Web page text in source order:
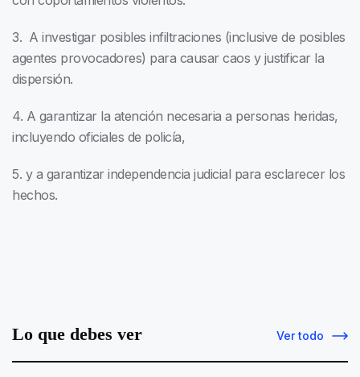
3. A investigar posibles infiltraciones (inclusive de posibles
agentes provocadores) para causar caos y justificar la
dispersión.
4. A garantizar la atención necesaria a personas heridas,
incluyendo oficiales de policía,
5. y a garantizar independencia judicial para esclarecer los
hechos.
Lo que debes ver Ver todo